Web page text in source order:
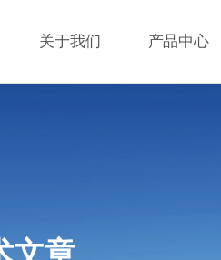
关于我们 产品中心